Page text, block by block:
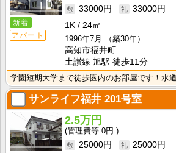
新着
アパート
33000円
33000円
1K
24㎡
1996年7月
（築30年）
高知市福井町
土讃線 旭駅 徒歩11分
サンライフ福井 201号室
2.5万円
0円
25000円
25000円